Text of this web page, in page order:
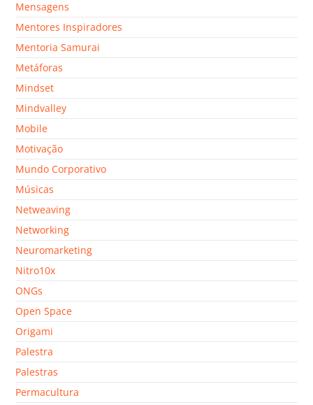
Mensagens
Mentores Inspiradores
Mentoria Samurai
Metáforas
Mindset
Mindvalley
Mobile
Motivação
Mundo Corporativo
Músicas
Netweaving
Networking
Neuromarketing
Nitro10x
ONGs
Open Space
Origami
Palestra
Palestras
Permacultura